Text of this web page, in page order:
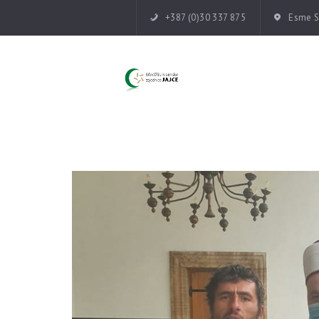
+387 (0)30 337 875 Esme